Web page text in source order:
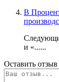
В
и «......
Оставить отзыв